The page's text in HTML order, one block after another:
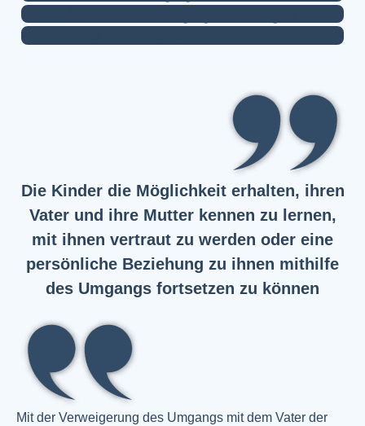
Die Kinder die Möglichkeit erhalten, ihren
Vater und ihre Mutter kennen zu lernen,
mit ihnen vertraut zu werden oder eine
persönliche Beziehung zu ihnen mithilfe
des Umgangs fortsetzen zu können
Mit der Verweigerung des Umgangs mit dem Vater der